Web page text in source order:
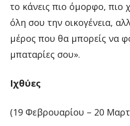
το κάνεις πιο όμορφο, πιο
όλη σου την οικογένεια,
μέρος που θα μπορείς να
μπαταρίες σου».
Ιχθύες
(19 Φεβρουαρίου – 20